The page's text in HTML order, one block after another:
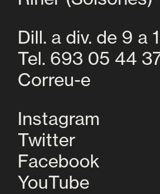
Dill. a div. de 9 a
Tel. 693 05 44
Correu-e
Instagram
Twitter
Facebook
YouTube